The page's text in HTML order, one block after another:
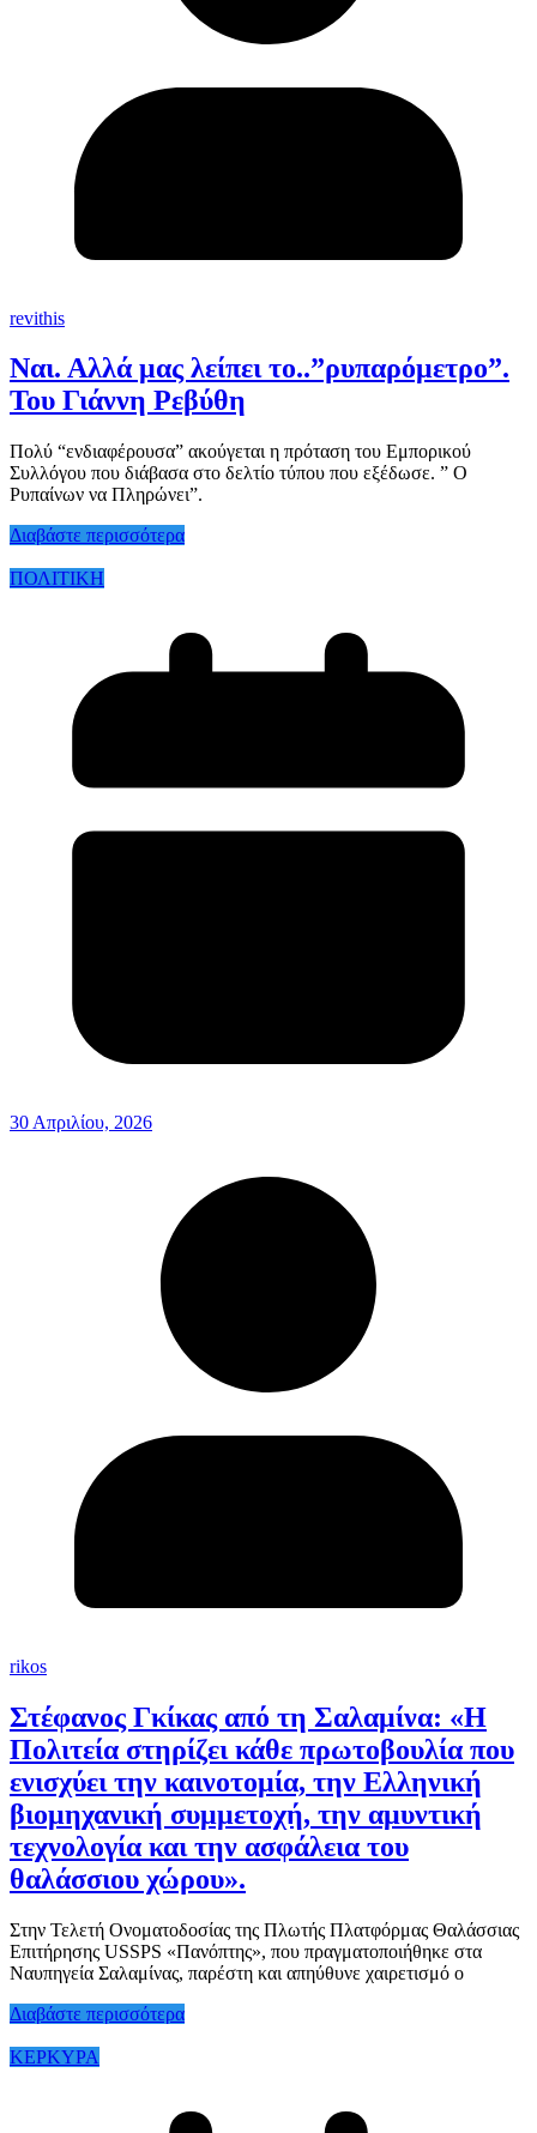
revithis
Ναι. Αλλά μας λείπει το..”ρυπαρόμετρο”.
Του Γιάννη Ρεβύθη
Πολύ “ενδιαφέρουσα” ακούγεται η πρόταση του Εμπορικού
Συλλόγου που διάβασα στο δελτίο τύπου που εξέδωσε. ” Ο
Ρυπαίνων να Πληρώνει”.
Διαβάστε περισσότερα
ΠΟΛΙΤΙΚΗ
30 Απριλίου, 2026
rikos
Στέφανος Γκίκας από τη Σαλαμίνα: «Η
Πολιτεία στηρίζει κάθε πρωτοβουλία που
ενισχύει την καινοτομία, την Ελληνική
βιομηχανική συμμετοχή, την αμυντική
τεχνολογία και την ασφάλεια του
θαλάσσιου χώρου».
Στην Τελετή Ονοματοδοσίας της Πλωτής Πλατφόρμας Θαλάσσιας
Επιτήρησης USSPS «Πανόπτης», που πραγματοποιήθηκε στα
Ναυπηγεία Σαλαμίνας, παρέστη και απηύθυνε χαιρετισμό ο
Διαβάστε περισσότερα
ΚΕΡΚΥΡΑ